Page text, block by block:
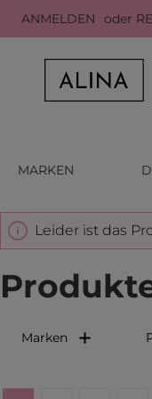
Hauptinhalt
Zur Suche springen
Zur
ANMELDEN oder
MARKEN
Leider ist das
Marken